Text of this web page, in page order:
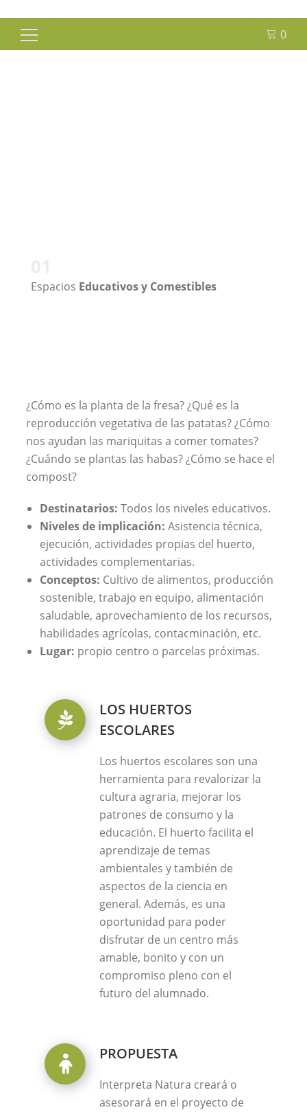
0
Buscar:
Espacios Educativos y Comestibles
¿Cómo es la planta de la fresa? ¿Qué es la
reproducción vegetativa de las patatas? ¿Cómo
nos ayudan las mariquitas a comer tomates?
¿Cuándo se plantas las habas? ¿Cómo se hace el
compost?
Destinatarios: Todos los niveles educativos.
Niveles de implicación: Asistencia técnica,
ejecución, actividades propias del huerto,
actividades complementarias.
Conceptos: Cultivo de alimentos, producción
sostenible, trabajo en equipo, alimentación
saludable, aprovechamiento de los recursos,
habilidades agrícolas, contacminación, etc.
Lugar: propio centro o parcelas próximas.
LOS HUERTOS
ESCOLARES
Los huertos escolares son una
herramienta para revalorizar la
cultura agraria, mejorar los
patrones de consumo y la
educación. El huerto facilita el
aprendizaje de temas
ambientales y también de
aspectos de la ciencia en
general. Además, es una
oportunidad para poder
disfrutar de un centro más
amable, bonito y con un
compromiso pleno con el
futuro del alumnado.
PROPUESTA
Interpreta Natura creará o
asesorará en el proyecto de